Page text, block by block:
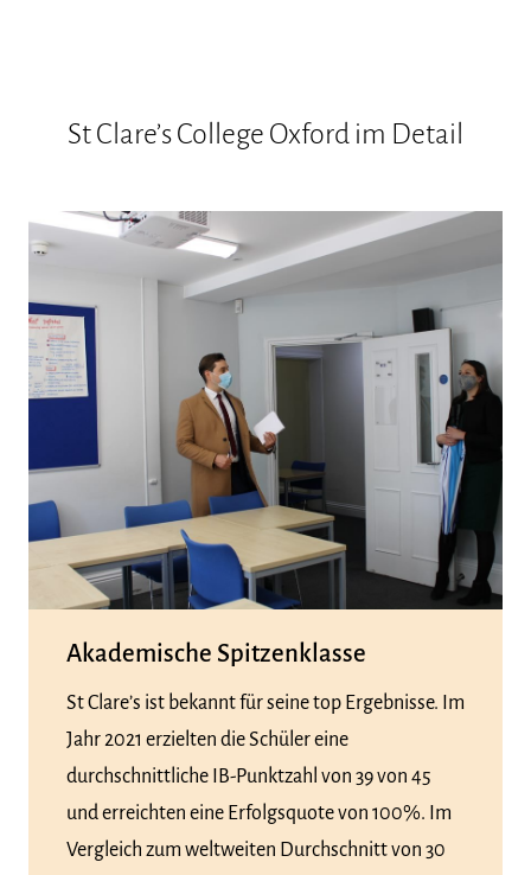
St Clare’s College Oxford im Detail
Akademische Spitzenklasse
St Clare’s ist bekannt für seine top Ergebnisse. Im
Jahr 2021 erzielten die Schüler eine
durchschnittliche IB-Punktzahl von 39 von 45
und erreichten eine Erfolgsquote von 100%. Im
Vergleich zum weltweiten Durchschnitt von 30